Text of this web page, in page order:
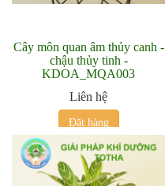
Cây môn quan âm thủy canh -
chậu thủy tinh -
KDOA_MQA003
Liên hệ
Đặt hàng